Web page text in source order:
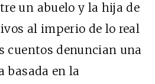
un abuelo y la hija de
al imperio de lo real
cuentos denuncian una
basada en la